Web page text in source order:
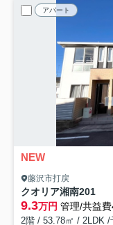
アパート
NEW
藤沢市打戻
クオリア湘南201
9.3万円 管理/共益
2階 / 53.78㎡ / 2LDK /